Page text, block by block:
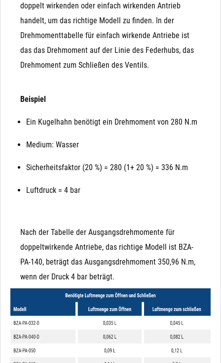
doppelt wirkenden oder einfach wirkenden Antrieb
handelt, um das richtige Modell zu finden. In der
Drehmomenttabelle für einfach wirkende Antriebe ist
das das Drehmoment auf der Linie des Federhubs, das
Drehmoment zum Schließen des Ventils.
Beispiel
Ein Kugelhahn benötigt ein Drehmoment von 280 N.m
Medium: Wasser
Sicherheitsfaktor (20 %) = 280 (1+ 20 %) = 336 N.m
Luftdruck = 4 bar
Nach der Tabelle der Ausgangsdrehmomente für
doppeltwirkende Antriebe, das richtige Modell ist BZA-
PA-140, beträgt das Ausgangsdrehmoment 350,96 N.m,
wenn der Druck 4 bar beträgt.